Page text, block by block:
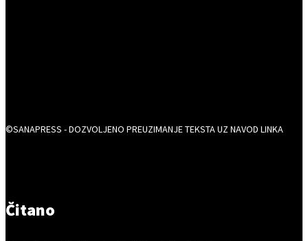
©SANAPRESS - DOZVOLJENO PREUZIMANJE TEKSTA UZ NAVOD LINKA
Čitano